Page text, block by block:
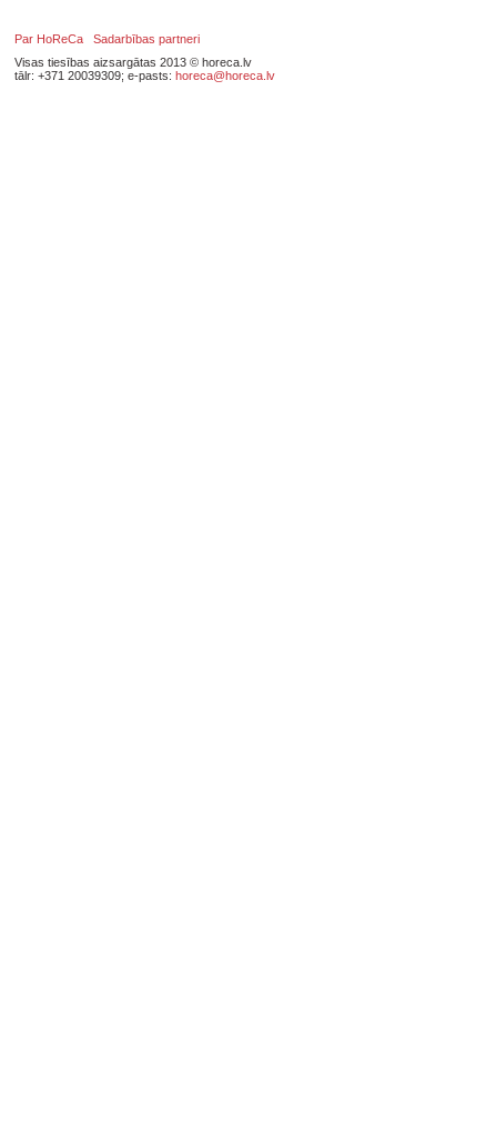
Par HoReCa
Sadarbības partneri
Visas tiesības aizsargātas 2013 © horeca.lv
tālr: +371 20039309; e-pasts: horeca@horeca.lv